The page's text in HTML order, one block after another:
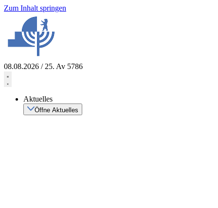
Zum Inhalt springen
08.08.2026 / 25. Av 5786
Aktuelles
Öffne Aktuelles